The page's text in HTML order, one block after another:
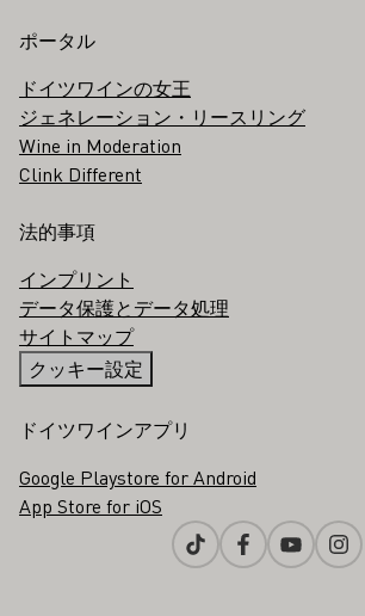
ポータル
ドイツワインの女王
ジェネレーション・リースリング
Wine in Moderation
Clink Different
法的事項
インプリント
データ保護とデータ処理
サイトマップ
クッキー設定
ドイツワインアプリ
Google Playstore for Android
App Store for iOS
TiktokFacebookYoutube